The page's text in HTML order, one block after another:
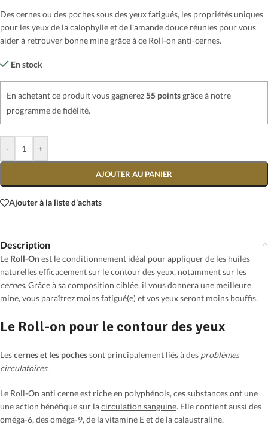
Des cernes ou des poches sous des yeux fatigués, les propriétés uniques
pour les yeux de la calophylle et de l’amande douce réunies pour vous
aider à retrouver bonne mine grâce à ce Roll-on anti-cernes.
En stock
En achetant ce produit vous gagnerez55 pointsgrâce à notre
programme de fidélité.
- +
AJOUTER AU PANIER
Ajouter à la liste d’achats
Description
Le Roll-Onest le conditionnement idéal pour appliquer de les huiles
naturelles efficacement sur le contour des yeux, notamment sur les
cernes. Grâce à sa composition ciblée, il vous donnera une meilleure
mine, vous paraîtrez moins fatigué(e) et vos yeux seront moins bouffis.
Le Roll-on pour le contour des yeux
Lescernes et les pochessont principalement liés à des problèmes
circulatoires.
Le Roll-On anti cerne est riche en polyphénols, ces substances ont une
une action bénéfique sur lacirculation sanguine. Elle contient aussi des
oméga-6, des oméga-9, de la vitamine E et de la calaustraline.